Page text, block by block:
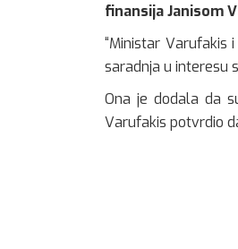
finansija Janisom
“Ministar
saradnja u interesu
Ona je dodala da
Varufakis potvrdio